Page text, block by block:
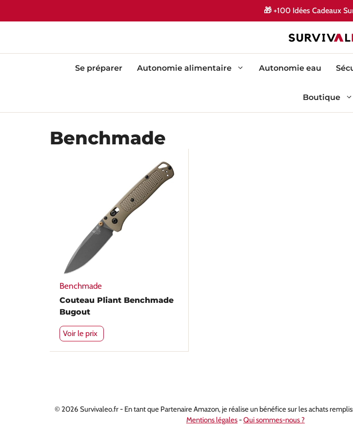
🎁 +100 Idées Cadeaux
Se préparer Autonomie alimentaire Autonomie eau
Boutique
Benchmade
Benchmade
Couteau Pliant Benchmade
Bugout
Voir le prix
© 2026 Survivaleo.fr - En tant que Partenaire Amazon, je réalise un bénéfice sur les achats
Mentions légales-Qui sommes-nous ?